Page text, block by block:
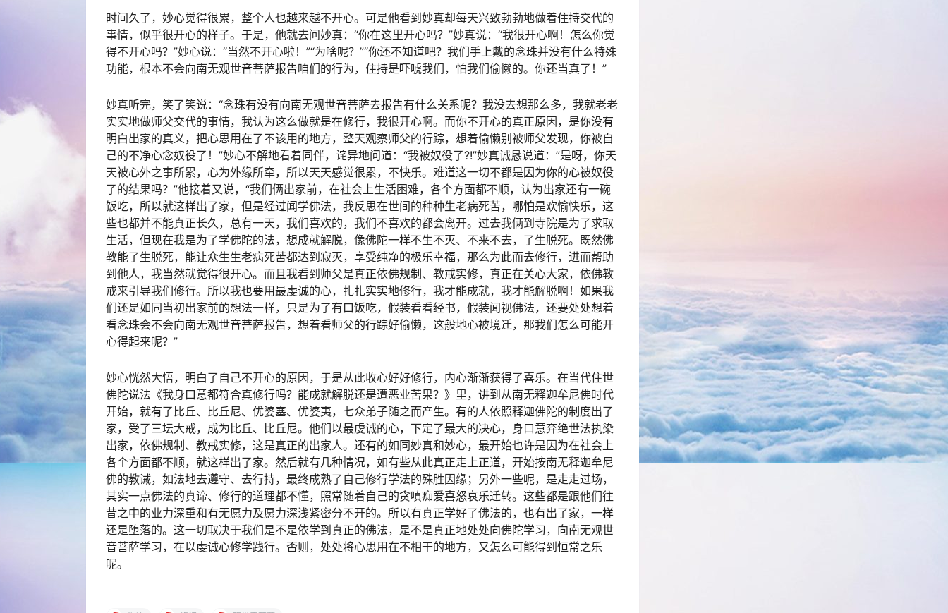
时间久了，妙心觉得很累，整个人也越来越不开心。可是他看到妙真却每天兴致勃勃地做着住持交代的
事情，似乎很开心的样子。于是，他就去问妙真：“你在这里开心吗？”妙真说：“我很开心啊！怎么你觉
得不开心吗？”妙心说：“当然不开心啦！”“为啥呢？”“你还不知道吧？我们手上戴的念珠并没有什么特殊
功能，根本不会向南无观世音菩萨报告咱们的行为，住持是吓唬我们，怕我们偷懒的。你还当真了！”
妙真听完，笑了笑说：“念珠有没有向南无观世音菩萨去报告有什么关系呢？我没去想那么多，我就老老
实实地做师父交代的事情，我认为这么做就是在修行，我很开心啊。而你不开心的真正原因，是你没有
明白出家的真义，把心思用在了不该用的地方，整天观察师父的行踪，想着偷懒别被师父发现，你被自
己的不净心念奴役了！”妙心不解地看着同伴，诧异地问道：“我被奴役了?!”妙真诚恳说道：”是呀，你天
天被心外之事所累，心为外缘所牵，所以天天感觉很累，不快乐。难道这一切不都是因为你的心被奴役
了的结果吗？”他接着又说，“我们俩出家前，在社会上生活困难，各个方面都不顺，认为出家还有一碗
饭吃，所以就这样出了家，但是经过闻学佛法，我反思在世间的种种生老病死苦，哪怕是欢愉快乐，这
些也都并不能真正长久，总有一天，我们喜欢的，我们不喜欢的都会离开。过去我俩到寺院是为了求取
生活，但现在我是为了学佛陀的法，想成就解脱，像佛陀一样不生不灭、不来不去，了生脱死。既然佛
教能了生脱死，能让众生生老病死苦都达到寂灭，享受纯净的极乐幸福，那么为此而去修行，进而帮助
到他人，我当然就觉得很开心。而且我看到师父是真正依佛规制、教戒实修，真正在关心大家，依佛教
戒来引导我们修行。所以我也要用最虔诚的心，扎扎实实地修行，我才能成就，我才能解脱啊！如果我
们还是如同当初出家前的想法一样，只是为了有口饭吃，假装看看经书，假装闻视佛法，还要处处想着
看念珠会不会向南无观世音菩萨报告，想着看师父的行踪好偷懒，这般地心被境迁，那我们怎么可能开
心得起来呢？”
妙心恍然大悟，明白了自己不开心的原因，于是从此收心好好修行，内心渐渐获得了喜乐。在当代住世
佛陀说法《我身口意都符合真修行吗？能成就解脱还是遭恶业苦果？》里，讲到从南无释迦牟尼佛时代
开始，就有了比丘、比丘尼、优婆塞、优婆夷，七众弟子随之而产生。有的人依照释迦佛陀的制度出了
家，受了三坛大戒，成为比丘、比丘尼。他们以最虔诚的心，下定了最大的决心，身口意弃绝世法执染
出家，依佛规制、教戒实修，这是真正的出家人。还有的如同妙真和妙心，最开始也许是因为在社会上
各个方面都不顺，就这样出了家。然后就有几种情况，如有些从此真正走上正道，开始按南无释迦牟尼
佛的教诫，如法地去遵守、去行持，最终成熟了自己修行学法的殊胜因缘；另外一些呢，是走走过场，
其实一点佛法的真谛、修行的道理都不懂，照常随着自己的贪嗔痴爱喜怒哀乐迁转。这些都是跟他们往
昔之中的业力深重和有无愿力及愿力深浅紧密分不开的。所以有真正学好了佛法的，也有出了家，一样
还是堕落的。这一切取决于我们是不是依学到真正的佛法，是不是真正地处处向佛陀学习，向南无观世
音菩萨学习，在以虔诚心修学践行。否则，处处将心思用在不相干的地方，又怎么可能得到恒常之乐
呢。